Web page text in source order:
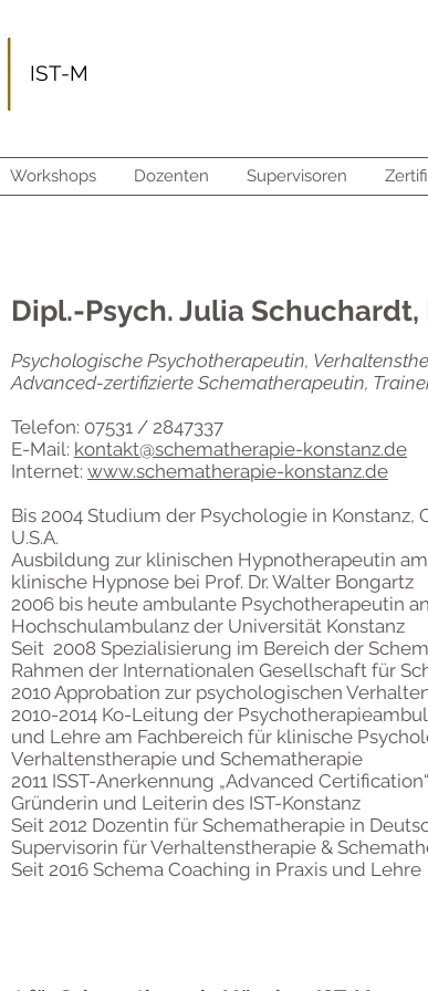
IST-M
Workshops Dozenten Supervisoren
Dipl.-Psych. Julia Schuchardt,
Psychologische Psychotherapeutin,
Advanced-zertifizierte Schematherapeutin,
Telefon: 07531 / 2847337
E-Mail: kontakt@schematherapie-konstanz.de
Internet: www.schematherapie-konstanz.de
Bis 2004 Studium der Psychologie in Konstanz,
U.S.A.
Ausbildung zur klinischen Hypnotherapeutin
klinische Hypnose bei Prof. Dr. Walter Bongartz
2006 bis heute ambulante Psychotherapeutin
Hochschulambulanz der Universität Konstanz
Seit 2008 Spezialisierung im Bereich der
Rahmen der Internationalen Gesellschaft für
2010 Approbation zur psychologischen
2010-2014 Ko-Leitung der
und Lehre am Fachbereich für klinische
Verhaltenstherapie und Schematherapie
2011 ISST-Anerkennung „Advanced
Gründerin und Leiterin des IST-Konstanz
Seit 2012 Dozentin für Schematherapie in
Supervisorin für Verhaltenstherapie &
Seit 2016 Schema Coaching in Praxis und Lehre